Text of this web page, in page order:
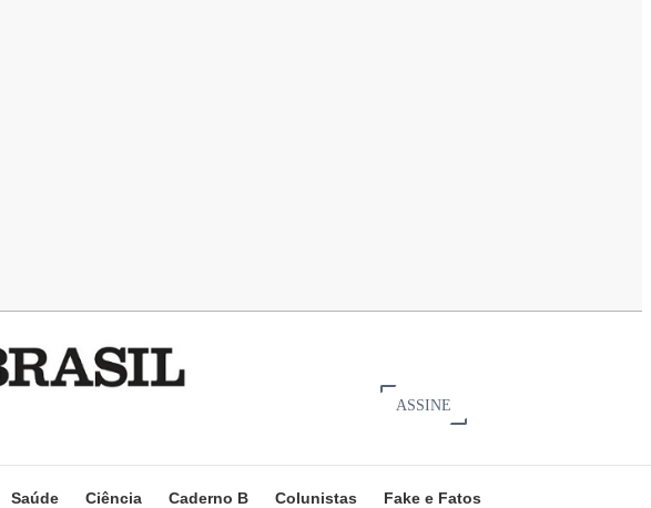
ASSINE
Saúde Ciência Caderno B Colunistas Fake e Fatos